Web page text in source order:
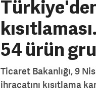
54 ürün
Ticaret Bakanlığı, 9
ihracatını kısıtlama